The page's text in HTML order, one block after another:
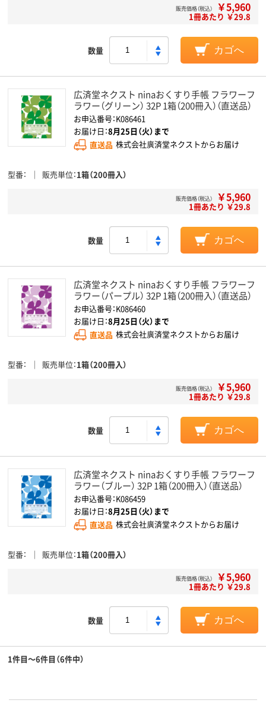
販売価格（税込） ￥5,960
1冊あたり ￥29.8
数量 カゴへ
広済堂ネクスト ninaおくすり手帳 フラワーフ
ラワー（グリーン） 32P 1箱（200冊入）（直送品）
お申込番号：K086461
お届け日：8月25日（火）まで
直送品 株式会社廣済堂ネクストからお届け
型番 販売単位 1箱（200冊入）
販売価格（税込） ￥5,960
1冊あたり ￥29.8
数量 カゴへ
広済堂ネクスト ninaおくすり手帳 フラワーフ
ラワー（パープル） 32P 1箱（200冊入）（直送品）
お申込番号：K086460
お届け日：8月25日（火）まで
直送品 株式会社廣済堂ネクストからお届け
型番 販売単位 1箱（200冊入）
販売価格（税込） ￥5,960
1冊あたり ￥29.8
数量 カゴへ
広済堂ネクスト ninaおくすり手帳 フラワーフ
ラワー（ブルー） 32P 1箱（200冊入）（直送品）
お申込番号：K086459
お届け日：8月25日（火）まで
直送品 株式会社廣済堂ネクストからお届け
型番 販売単位 1箱（200冊入）
販売価格（税込） ￥5,960
1冊あたり ￥29.8
数量 カゴへ
1件目～6件目（6件中）